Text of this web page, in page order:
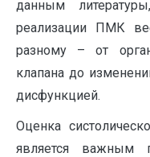
данным
реализации ПМК
разному – от
клапана до
дисфункцией.
Оценка
является важным